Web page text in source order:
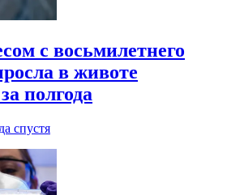
с восьмилетнего
в животе
полгода
спустя